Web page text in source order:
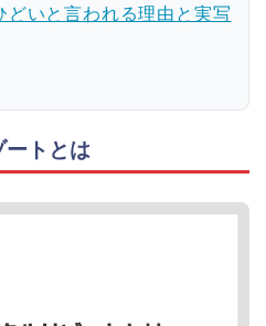
どいと言われる理由と実写
ートとは